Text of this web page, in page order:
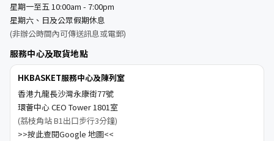
星期一至五 10:00am - 7:00pm
星期六、日及公眾假期休息
(非辦公時間內可傳送訊息或電郵)
服務中心及取貨地點
HKBASKET服務中心及陳列室
香港九龍長沙灣永康街77號
環薈中心 CEO Tower 1801室
(荔枝角站 B1出口步行3分鐘)
>>按此查閱Google 地圖<<